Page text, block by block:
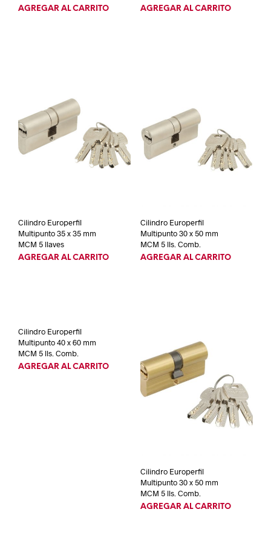
AGREGAR AL CARRITO AGREGAR AL CARRITO
Cilindro Europerfil
Multipunto 35 x 35 mm
MCM 5 llaves
AGREGAR AL CARRITO
Cilindro Europerfil
Multipunto 30 x 50 mm
MCM 5 lls. Comb.
AGREGAR AL CARRITO
Cilindro Europerfil
Multipunto 40 x 60 mm
MCM 5 lls. Comb.
AGREGAR AL CARRITO
Cilindro Europerfil
Multipunto 30 x 50 mm
MCM 5 lls. Comb.
AGREGAR AL CARRITO